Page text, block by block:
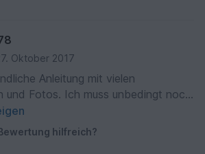
Oktober 2017
Anleitung mit vielen
und Fotos. Ich muss unbedingt noch
hilfreich?